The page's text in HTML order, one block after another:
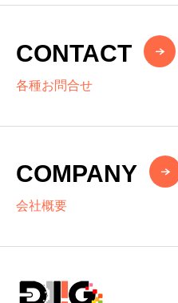
CONTACT
各種お問合せ
COMPANY
会社概要